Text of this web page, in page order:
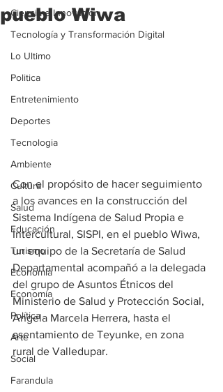
Ciencia e Innovación
Tecnología y Transformación Digital
Lo Ultimo
Politica
Entretenimiento
Deportes
Tecnologia
Ambiente
Cultura
Salud
Educación
Turismo
Economía
Economía
Política
Arte
Social
Farandula
pueblo Wiwa
Con el propósito de hacer seguimiento
a los avances en la construcción del
Sistema Indígena de Salud Propia e
Intercultural, SISPI, en el pueblo Wiwa,
un equipo de la Secretaría de Salud
Departamental acompañó a la delegada
del grupo de Asuntos Étnicos del
Ministerio de Salud y Protección Social,
Angela Marcela Herrera, hasta el
asentamiento de Teyunke, en zona
rural de Valledupar.